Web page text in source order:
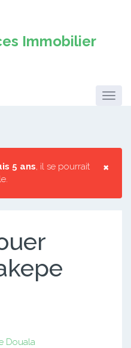
×
5 ans, il se pourrait
Douala